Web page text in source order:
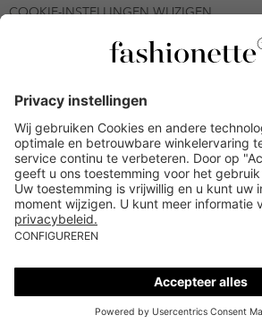
COOKIE-INSTELLINGEN WIJZIGEN
© 2026 - fashionette
*De kortingsbon is tot en met 12-08-
inwisselbaar op alle artikelen op
fashionette.nl/selected-styles. De
artikel 9 van de algemene voorwaarden
Bepaalde merken en artikelen
Kredietwaardigheid nodig. Alle prijzen
verzendkosten. De personen die genoemd
hebben geen van de aangeboden